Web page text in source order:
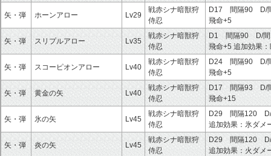
矢・弾 ホーンアロー Lv29
戦赤シナ暗獣狩
侍忍
D17 間隔90 D/
飛命+5
矢・弾 スリプルアロー Lv35
戦赤シナ暗獣狩
侍忍
D1 間隔90 D/
飛命+5 追加効果：
矢・弾 スコーピオンアロー Lv40
戦赤シナ暗獣狩
侍忍
D24 間隔90 D/
飛命+5
矢・弾 黄金の矢 Lv40
戦赤シナ暗獣狩
侍忍
D17 間隔93 D/
飛命+15
矢・弾 氷の矢 Lv45
戦赤シナ暗獣狩
侍忍
D29 間隔120
追加効果： 氷ダメ
矢・弾 炎の矢 Lv45
戦赤シナ暗獣狩
侍忍
D29 間隔120
追加効果： 火ダメ